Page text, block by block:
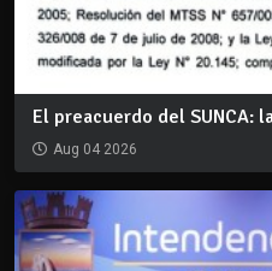
El preacuerdo del SUNCA:
Aug 04 2026